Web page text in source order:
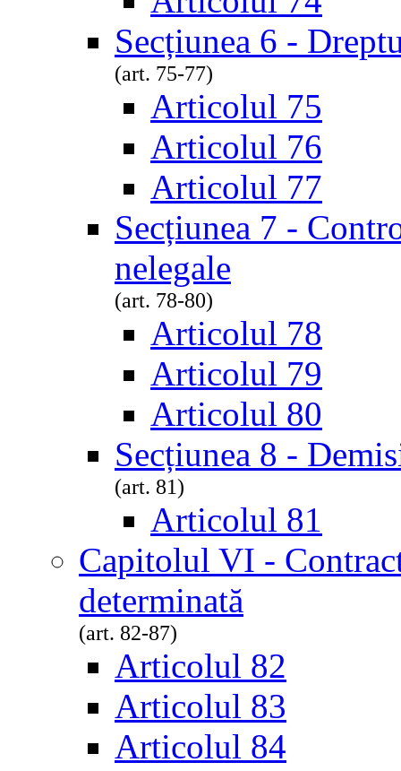
Secțiunea 6 -
(art. 75-77)
Articolul 75
Articolul 76
Articolul 77
Secțiunea 7 -
nelegale
(art. 78-80)
Articolul 78
Articolul 79
Articolul 80
Secțiunea 8 -
(art. 81)
Articolul 81
Capitolul VI -
determinată
(art. 82-87)
Articolul 82
Articolul 83
Articolul 84